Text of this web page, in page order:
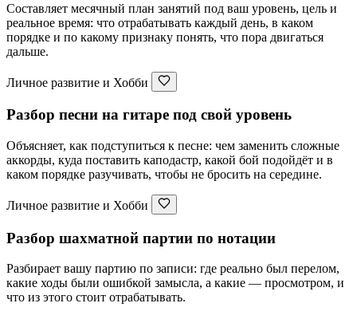
Составляет месячный план занятий под ваш уровень, цель и
реальное время: что отрабатывать каждый день, в каком
порядке и по какому признаку понять, что пора двигаться
дальше.
Личное развитие и Хобби
Разбор песни на гитаре под свой уровень
Объясняет, как подступиться к песне: чем заменить сложные
аккорды, куда поставить каподастр, какой бой подойдёт и в
каком порядке разучивать, чтобы не бросить на середине.
Личное развитие и Хобби
Разбор шахматной партии по нотации
Разбирает вашу партию по записи: где реально был перелом,
какие ходы были ошибкой замысла, а какие — просмотром, и
что из этого стоит отрабатывать.